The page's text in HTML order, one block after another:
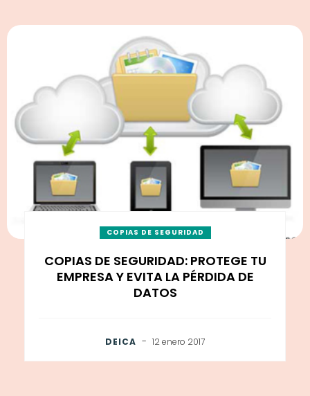
COPIAS DE SEGURIDAD
COPIAS DE SEGURIDAD: PROTEGE TU
EMPRESA Y EVITA LA PÉRDIDA DE
DATOS
DEICA - 12 enero 2017